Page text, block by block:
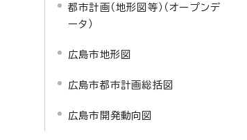
都市計画（地形図等）（オープンデ
ータ）
広島市地形図
広島市都市計画総括図
広島市開発動向図